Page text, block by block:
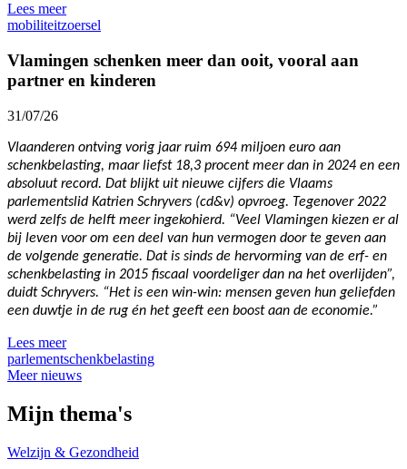
Lees meer
mobiliteitzoersel
Vlamingen schenken meer dan ooit, vooral aan
partner en kinderen
31/07/26
Vlaanderen ontving vorig jaar ruim 694 miljoen euro aan
schenkbelasting, maar liefst 18,3 procent meer dan in 2024 en een
absoluut record. Dat blijkt uit nieuwe cijfers die Vlaams
parlementslid Katrien Schryvers (cd&v) opvroeg. Tegenover 2022
werd zelfs de helft meer ingekohierd. “Veel Vlamingen kiezen er al
bij leven voor om een deel van hun vermogen door te geven aan
de volgende generatie. Dat is sinds de hervorming van de erf- en
schenkbelasting in 2015 fiscaal voordeliger dan na het overlijden”,
duidt Schryvers. “Het is een win-win: mensen geven hun geliefden
een duwtje in de rug én het geeft een boost aan de economie.”
Lees meer
parlementschenkbelasting
Meer nieuws
Mijn thema's
Welzijn & Gezondheid